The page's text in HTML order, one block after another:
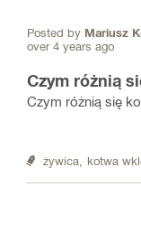
Posted by Mariusz
over 4 years ago
Czym różnią
Czym różnią się
żywica, kotwa